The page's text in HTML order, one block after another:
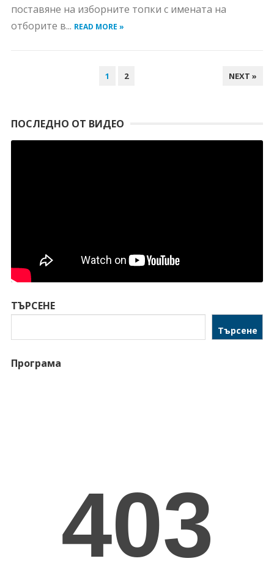
поставяне на изборните топки с имената на
отборите в... READ MORE »
1 2 NEXT »
ПОСЛЕДНО ОТ ВИДЕО
ТЪРСЕНЕ
Търсене
Програма